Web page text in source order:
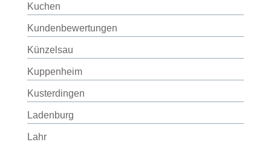
Kuchen
Kundenbewertungen
Künzelsau
Kuppenheim
Kusterdingen
Ladenburg
Lahr